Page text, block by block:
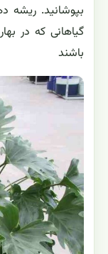
بپوشانید.
گیاهانی که در
باشند